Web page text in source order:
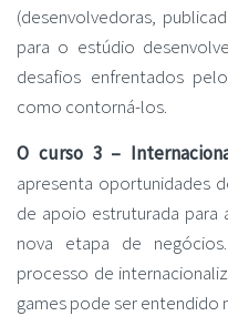
(desenvolvedoras,
para o estúdio
desafios enfrentados
como contorná-los.
O curso 3 –
apresenta oportunidades
de apoio estruturada para
nova etapa de
processo de
games pode ser